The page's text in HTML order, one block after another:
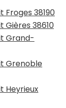
Froges 38190
Gières 38610
Grand-
Grenoble
Heyrieux